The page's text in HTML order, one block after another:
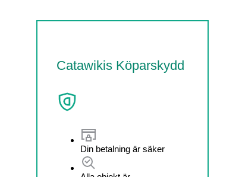
Catawikis Köparskydd
Din betalning är säker